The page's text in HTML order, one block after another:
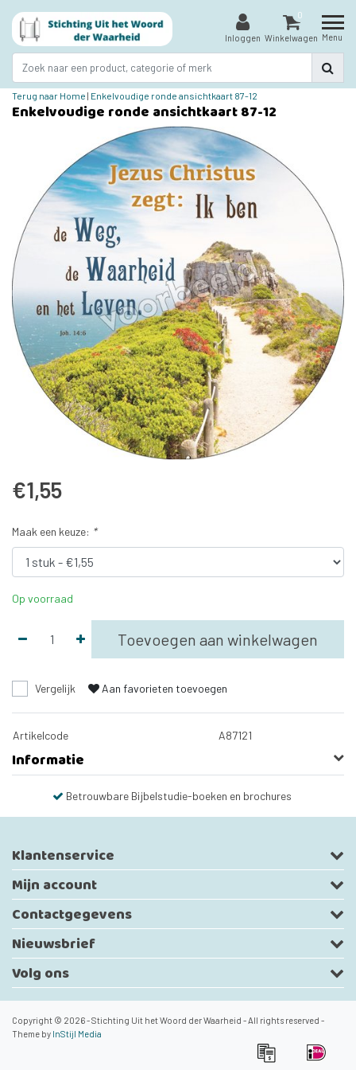
Inloggen
0
Winkelwagen Menu
Terug naar Home | Enkelvoudige ronde ansichtkaart 87-12
Enkelvoudige ronde ansichtkaart 87-12
€1,55
Maak een keuze: *
Op voorraad
Toevoegen aan winkelwagen
Vergelijk Aan favorieten toevoegen
Artikelcode A87121
Informatie
Betrouwbare Bijbelstudie-boeken en brochures
Klantenservice
Mijn account
Contactgegevens
Nieuwsbrief
Volg ons
Copyright © 2026 - Stichting Uit het Woord der Waarheid - All rights reserved -
Theme by InStijl Media